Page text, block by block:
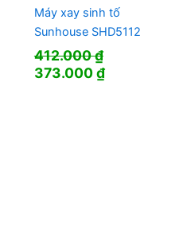
Máy xay sinh tố
Sunhouse SHD5112
412.000₫
Giá
373.000₫Giá